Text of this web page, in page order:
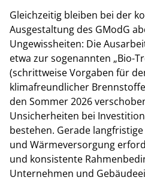
Gleichzeitig bleiben bei der
Ausgestaltung des GModG
Ungewissheiten: Die
etwa zur sogenannten „Bio-
(schrittweise Vorgaben für
klimafreundlicher
den Sommer 2026
Unsicherheiten bei
bestehen. Gerade
und Wärmeversorgung
und konsistente
Unternehmen und